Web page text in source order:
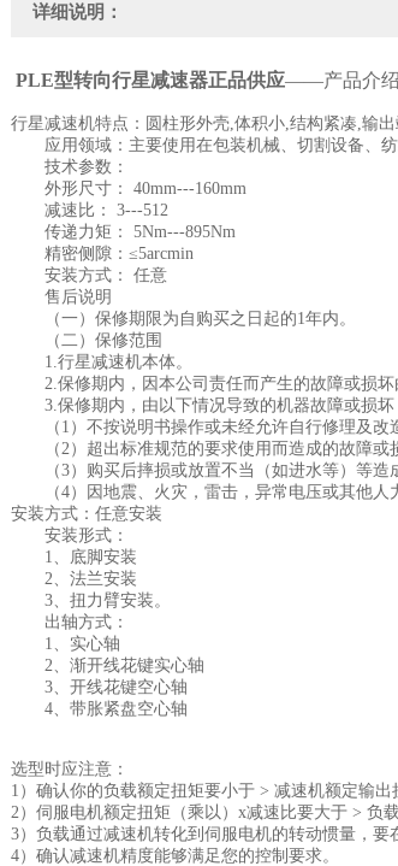
详细说明：
PLE型转向行星减速器正品供应——产品介绍
行星减速机特点：圆柱形外壳,体积小,结构紧凑,输
应用领域：主要使用在包装机械、切割设备、纺
技术参数：
外形尺寸： 40mm---160mm
减速比： 3---512
传递力矩： 5Nm---895Nm
精密侧隙：≤5arcmin
安装方式： 任意
售后说明
（一）保修期限为自购买之日起的1年内。
（二）保修范围
1.行星减速机本体。
2.保修期内，因本公司责任而产生的故障或损坏
3.保修期内，由以下情况导致的机器故障或损坏
（1）不按说明书操作或未经允许自行修理及改
（2）超出标准规范的要求使用而造成的故障或
（3）购买后摔损或放置不当（如进水等）等造
（4）因地震、火灾，雷击，异常电压或其他人
安装方式：任意安装
安装形式：
1、底脚安装
2、法兰安装
3、扭力臂安装。
出轴方式：
1、实心轴
2、渐开线花键实心轴
3、开线花键空心轴
4、带胀紧盘空心轴
选型时应注意：
1）确认你的负载额定扭矩要小于 > 减速机额定输出
2）伺服电机额定扭矩（乘以）x减速比要大于 > 负载
3）负载通过减速机转化到伺服电机的转动惯量，要
4）确认减速机精度能够满足您的控制要求。